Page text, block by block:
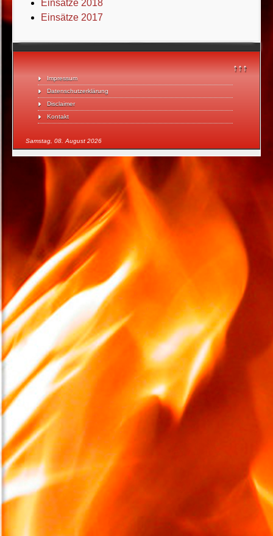
↑↑↑
Impressum
Datenschutzerklärung
Disclaimer
Kontakt
Samstag, 08. August 2026
Einsätze 2018
Einsätze 2017